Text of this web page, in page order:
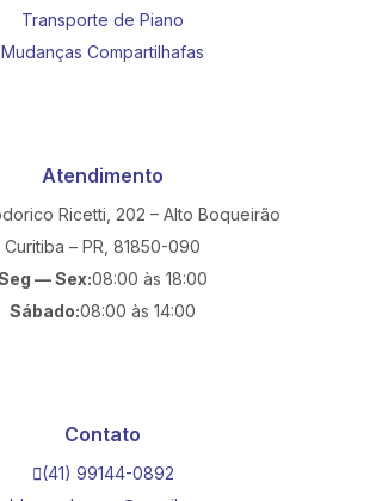
Transporte de Piano
Mudanças Compartilhafas
Atendimento
Ricetti, 202 – Alto Boqueirão
Curitiba – PR, 81850-090
— Sex:08:00 às 18:00
Sábado:08:00 às 14:00
Contato
(41) 99144-0892